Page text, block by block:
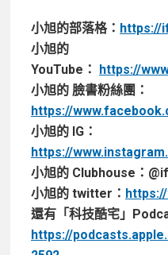
小旭的部落格： https://
小旭的
YouTube： https://
小旭的 臉書粉絲團：
https://
小旭的 IG：
https://
小旭的 Clubhouse：
小旭的 twitter：
還有「科技酷宅」
https://